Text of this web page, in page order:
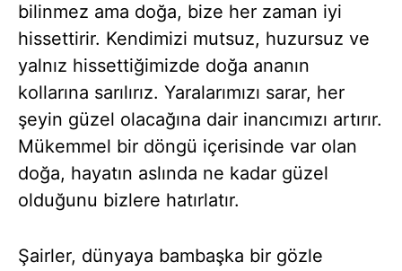
bilinmez ama doğa, bize her zaman iyi
hissettirir. Kendimizi mutsuz, huzursuz ve
yalnız hissettiğimizde doğa ananın
kollarına sarılırız. Yaralarımızı sarar, her
şeyin güzel olacağına dair inancımızı artırır.
Mükemmel bir döngü içerisinde var olan
doğa, hayatın aslında ne kadar güzel
olduğunu bizlere hatırlatır.
Şairler, dünyaya bambaşka bir gözle